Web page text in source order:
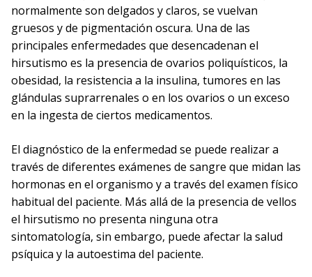
normalmente son delgados y claros, se vuelvan
gruesos y de pigmentación oscura. Una de las
principales enfermedades que desencadenan el
hirsutismo es la presencia de ovarios poliquísticos, la
obesidad, la resistencia a la insulina, tumores en las
glándulas suprarrenales o en los ovarios o un exceso
en la ingesta de ciertos medicamentos.
El diagnóstico de la enfermedad se puede realizar a
través de diferentes exámenes de sangre que midan las
hormonas en el organismo y a través del examen físico
habitual del paciente. Más allá de la presencia de vellos
el hirsutismo no presenta ninguna otra
sintomatología, sin embargo, puede afectar la salud
psíquica y la autoestima del paciente.